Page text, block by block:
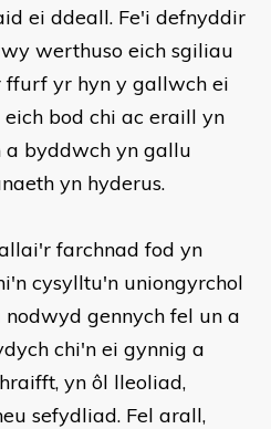
ei ddeall. Fe'i defnyddir
werthuso eich sgiliau
ffurf yr hyn y gallwch ei
bod chi ac eraill yn
byddwch yn gallu
yn hyderus.
farchnad fod yn
cysylltu'n uniongyrchol
gennych fel un a
chi'n ei gynnig a
yn ôl lleoliad,
sefydliad. Fel arall,